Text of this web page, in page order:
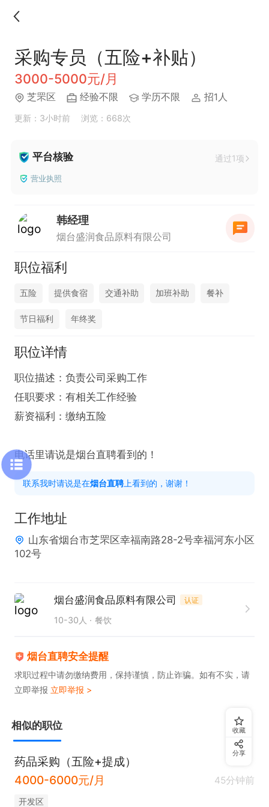
采购专员（五险+补贴）
3000-5000元/月
芝罘区 经验不限 学历不限 招1人
更新：3小时前 浏览：668次
平台核验 通过1项
营业执照
韩经理
烟台盛润食品原料有限公司
职位福利
五险 提供食宿 交通补助 加班补助 餐补
节日福利 年终奖
职位详情
职位描述：负责公司采购工作
任职要求：有相关工作经验
薪资福利：缴纳五险
电话里请说是烟台直聘看到的！
联系我时请说是在烟台直聘 上看到的，谢谢！
工作地址
山东省烟台市芝罘区幸福南路28-2号幸福河东小区
102号
烟台盛润食品原料有限公司 认证
10-30人 餐饮
烟台直聘安全提醒
求职过程中请勿缴纳费用，保持谨慎，防止诈骗。如有不实，请
立即举报 立即举报 >
相似的职位
药品采购（五险+提成）
4000-6000元/月
45分钟前
开发区
收藏
分享